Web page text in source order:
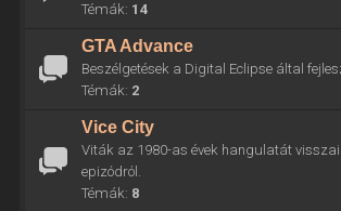
Témák: 14
GTA Advance
Beszélgetések a Digital Eclipse által
Témák: 2
Vice City
Viták az 1980-as évek hangulatát
epizódról.
Témák: 8